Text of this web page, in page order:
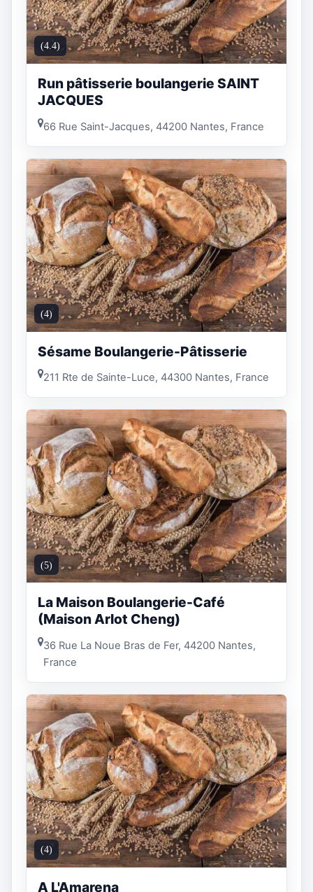
(4.4)
Run pâtisserie boulangerie SAINT
JACQUES
66 Rue Saint-Jacques, 44200 Nantes, France
(4)
Sésame Boulangerie-Pâtisserie
211 Rte de Sainte-Luce, 44300 Nantes, France
(5)
La Maison Boulangerie-Café
(Maison Arlot Cheng)
36 Rue La Noue Bras de Fer, 44200 Nantes,
France
(4)
A L'Amarena